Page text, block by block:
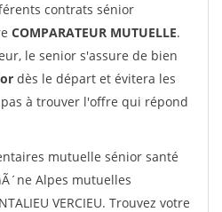
contrats sénior
COMPARATEUR MUTUELLE.
le senior s'assure de bien
dès le départ et évitera les
à trouver l'offre qui répond
mutuelle sénior santé
Alpes mutuelles
VERCIEU. Trouvez votre